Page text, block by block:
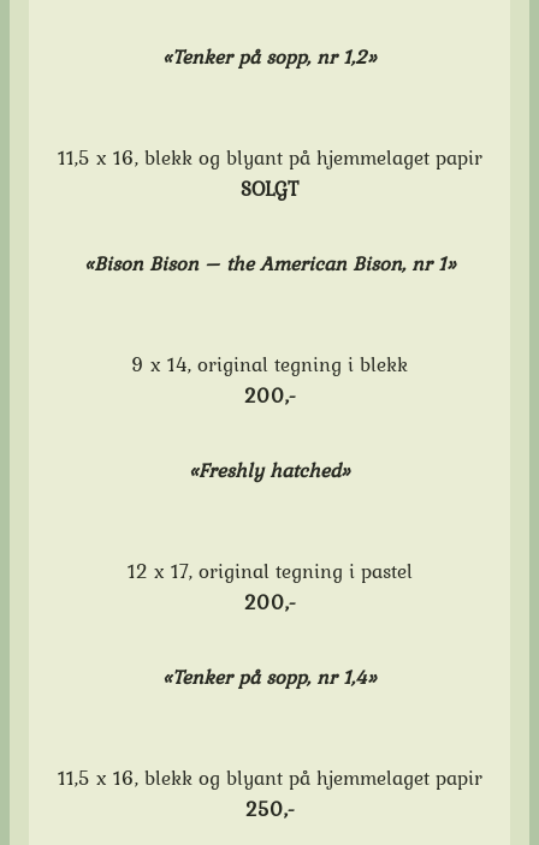
«Tenker på sopp, nr 1,2»
11,5 x 16, blekk og blyant på hjemmelaget papir
SOLGT
«Bison Bison – the American Bison, nr 1»
9 x 14, original tegning i blekk
200,-
«Freshly hatched»
12 x 17, original tegning i pastel
200,-
«Tenker på sopp, nr 1,4»
11,5 x 16, blekk og blyant på hjemmelaget papir
250,-